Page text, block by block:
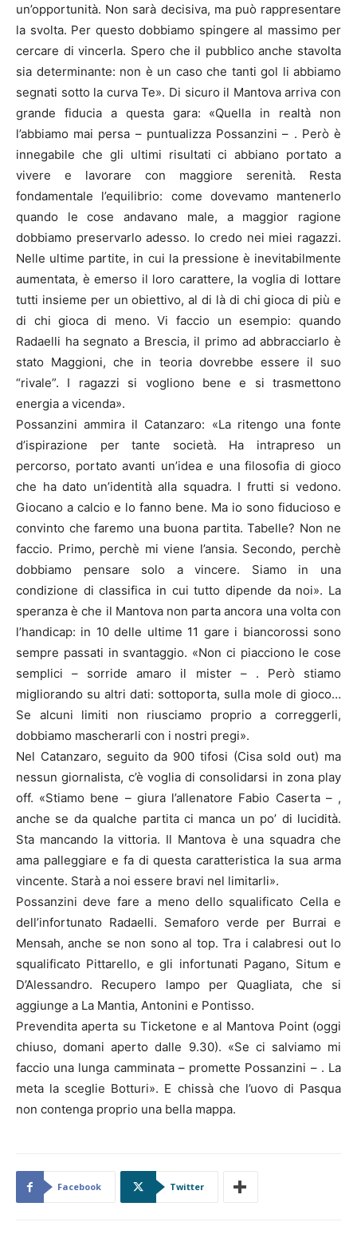
un’opportunità. Non sarà decisiva, ma può rappresentare
la svolta. Per questo dobbiamo spingere al massimo per
cercare di vincerla. Spero che il pubblico anche stavolta
sia determinante: non è un caso che tanti gol li abbiamo
segnati sotto la curva Te». Di sicuro il Mantova arriva con
grande fiducia a questa gara: «Quella in realtà non
l’abbiamo mai persa – puntualizza Possanzini – . Però è
innegabile che gli ultimi risultati ci abbiano portato a
vivere e lavorare con maggiore serenità. Resta
fondamentale l’equilibrio: come dovevamo mantenerlo
quando le cose andavano male, a maggior ragione
dobbiamo preservarlo adesso. Io credo nei miei ragazzi.
Nelle ultime partite, in cui la pressione è inevitabilmente
aumentata, è emerso il loro carattere, la voglia di lottare
tutti insieme per un obiettivo, al di là di chi gioca di più e
di chi gioca di meno. Vi faccio un esempio: quando
Radaelli ha segnato a Brescia, il primo ad abbracciarlo è
stato Maggioni, che in teoria dovrebbe essere il suo
“rivale”. I ragazzi si vogliono bene e si trasmettono
energia a vicenda».
Possanzini ammira il Catanzaro: «La ritengo una fonte
d’ispirazione per tante società. Ha intrapreso un
percorso, portato avanti un’idea e una filosofia di gioco
che ha dato un’identità alla squadra. I frutti si vedono.
Giocano a calcio e lo fanno bene. Ma io sono fiducioso e
convinto che faremo una buona partita. Tabelle? Non ne
faccio. Primo, perchè mi viene l’ansia. Secondo, perchè
dobbiamo pensare solo a vincere. Siamo in una
condizione di classifica in cui tutto dipende da noi». La
speranza è che il Mantova non parta ancora una volta con
l’handicap: in 10 delle ultime 11 gare i biancorossi sono
sempre passati in svantaggio. «Non ci piacciono le cose
semplici – sorride amaro il mister – . Però stiamo
migliorando su altri dati: sottoporta, sulla mole di gioco…
Se alcuni limiti non riusciamo proprio a correggerli,
dobbiamo mascherarli con i nostri pregi».
Nel Catanzaro, seguito da 900 tifosi (Cisa sold out) ma
nessun giornalista, c’è voglia di consolidarsi in zona play
off. «Stiamo bene – giura l’allenatore Fabio Caserta – ,
anche se da qualche partita ci manca un po’ di lucidità.
Sta mancando la vittoria. Il Mantova è una squadra che
ama palleggiare e fa di questa caratteristica la sua arma
vincente. Starà a noi essere bravi nel limitarli».
Possanzini deve fare a meno dello squalificato Cella e
dell’infortunato Radaelli. Semaforo verde per Burrai e
Mensah, anche se non sono al top. Tra i calabresi out lo
squalificato Pittarello, e gli infortunati Pagano, Situm e
D’Alessandro. Recupero lampo per Quagliata, che si
aggiunge a La Mantia, Antonini e Pontisso.
Prevendita aperta su Ticketone e al Mantova Point (oggi
chiuso, domani aperto dalle 9.30). «Se ci salviamo mi
faccio una lunga camminata – promette Possanzini – . La
meta la sceglie Botturi». E chissà che l’uovo di Pasqua
non contenga proprio una bella mappa.
Facebook Twitter